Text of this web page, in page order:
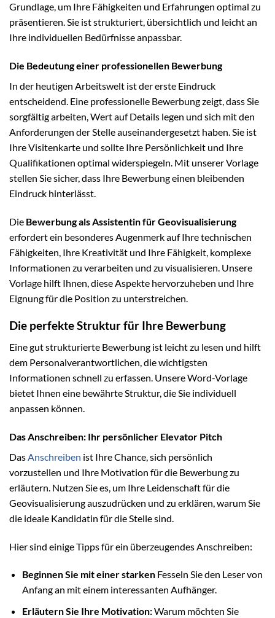
Grundlage, um Ihre Fähigkeiten und Erfahrungen optimal zu
präsentieren. Sie ist strukturiert, übersichtlich und leicht an
Ihre individuellen Bedürfnisse anpassbar.
Die Bedeutung einer professionellen Bewerbung
In der heutigen Arbeitswelt ist der erste Eindruck
entscheidend. Eine professionelle Bewerbung zeigt, dass Sie
sorgfältig arbeiten, Wert auf Details legen und sich mit den
Anforderungen der Stelle auseinandergesetzt haben. Sie ist
Ihre Visitenkarte und sollte Ihre Persönlichkeit und Ihre
Qualifikationen optimal widerspiegeln. Mit unserer Vorlage
stellen Sie sicher, dass Ihre Bewerbung einen bleibenden
Eindruck hinterlässt.
Die Bewerbung als Assistentin für Geovisualisierung
erfordert ein besonderes Augenmerk auf Ihre technischen
Fähigkeiten, Ihre Kreativität und Ihre Fähigkeit, komplexe
Informationen zu verarbeiten und zu visualisieren. Unsere
Vorlage hilft Ihnen, diese Aspekte hervorzuheben und Ihre
Eignung für die Position zu unterstreichen.
Die perfekte Struktur für Ihre Bewerbung
Eine gut strukturierte Bewerbung ist leicht zu lesen und hilft
dem Personalverantwortlichen, die wichtigsten
Informationen schnell zu erfassen. Unsere Word-Vorlage
bietet Ihnen eine bewährte Struktur, die Sie individuell
anpassen können.
Das Anschreiben: Ihr persönlicher Elevator Pitch
DasAnschreiben ist Ihre Chance, sich persönlich
vorzustellen und Ihre Motivation für die Bewerbung zu
erläutern. Nutzen Sie es, um Ihre Leidenschaft für die
Geovisualisierung auszudrücken und zu erklären, warum Sie
die ideale Kandidatin für die Stelle sind.
Hier sind einige Tipps für ein überzeugendes Anschreiben:
Beginnen Sie mit einer starken Fesseln Sie den Leser von
Anfang an mit einem interessanten Aufhänger.
Erläutern Sie Ihre Motivation:Warum möchten Sie